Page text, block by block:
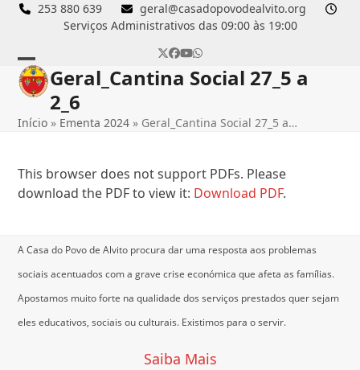
Skip
253 880 639
geral@casadopovodealvito.org
Serviços Administrativos das 09:00 às 19:00
Twitter
Facebook
YouTube
Whatsapp
Open
mobile
menu
Close
mobile
menu
Geral_Cantina Social 27_5 a
2_6
Início » Ementa 2024 » Geral_Cantina Social 27_5 a…
This browser does not support PDFs. Please
download the PDF to view it: Download PDF.
A Casa do Povo de Alvito procura dar uma resposta aos problemas
sociais acentuados com a grave crise económica que afeta as famílias.
Apostamos muito forte na qualidade dos serviços prestados quer sejam
eles educativos, sociais ou culturais. Existimos para o servir.
Saiba Mais